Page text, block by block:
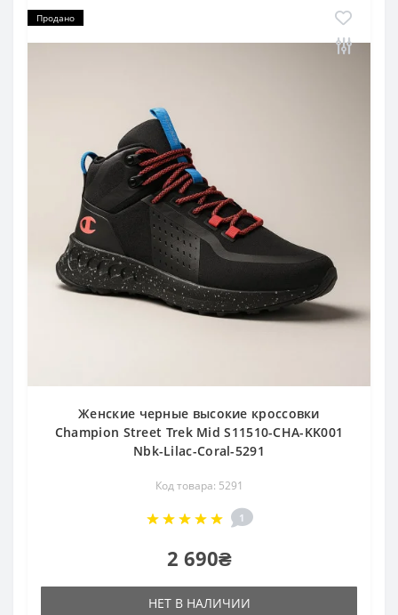
Продано
Женские черные высокие кроссовки
Champion Street Trek Mid S11510-CHA-KK001
Nbk-Lilac-Coral-5291
Код товара: 5291
1
2 690₴
НЕТ В НАЛИЧИИ